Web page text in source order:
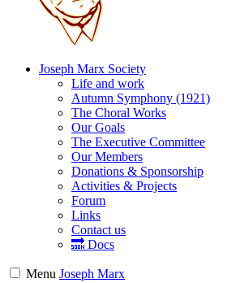
Joseph Marx Society
Life and work
Autumn Symphony (1921)
The Choral Works
Our Goals
The Executive Committee
Our Members
Donations & Sponsorship
Activities & Projects
Forum
Links
Contact us
🔜 Docs
Menu Joseph Marx